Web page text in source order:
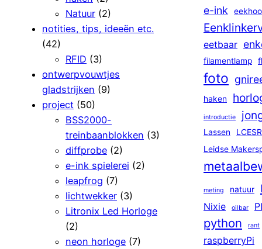
Natuur (2)
notities, tips, ideeën etc.
(42)
RFID (3)
ontwerpvouwtjes
gladstrijken (9)
project (50)
BSS2000-
treinbaanblokken (3)
diffprobe (2)
e-ink spielerei (2)
leapfrog (7)
lichtwekker (3)
Litronix Led Horloge
(2)
neon horloge (7)
e-ink
eetbaar
filamentlamp
foto
haken
introductie
Lassen
Leidse
meting natuur
Nixie oilbar
python rant
raspberryPi